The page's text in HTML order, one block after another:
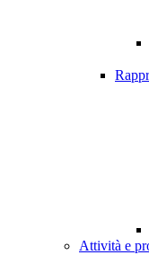
Attività e